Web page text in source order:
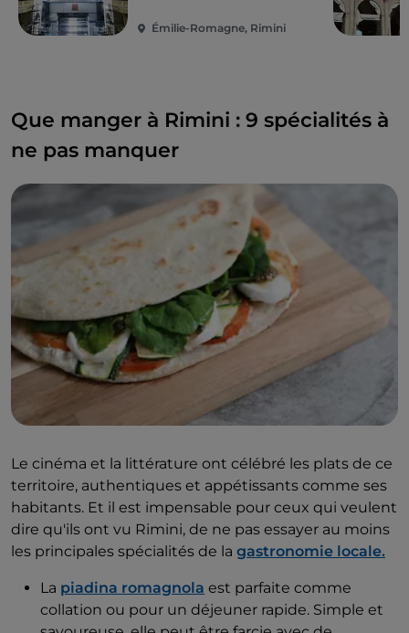
Émilie-Romagne, Rimini
Que manger à Rimini : 9 spécialités à
ne pas manquer
Le cinéma et la littérature ont célébré les plats de ce
territoire, authentiques et appétissants comme ses
habitants. Et il est impensable pour ceux qui veulent
dire qu'ils ont vu Rimini, de ne pas essayer au moins
les principales spécialités de la gastronomie locale.
La piadina romagnola est parfaite comme
collation ou pour un déjeuner rapide. Simple et